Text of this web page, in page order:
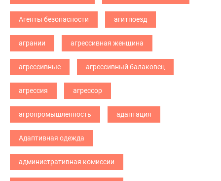
Агенты безопасности агитпоезд
агрании агрессивная женщина
агрессивные агрессивный балаковец
агрессия агрессор
агропромышленность адаптация
Адаптивная одежда
административная комиссии